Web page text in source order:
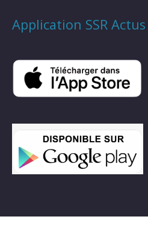
Application SSR Actus